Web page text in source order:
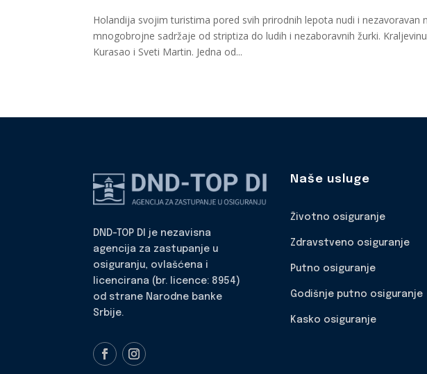
Holandija svojim turistima pored svih prirodnih lepota nudi i nezavoravan
mnogobrojne sadržaje od striptiza do ludih i nezaboravnih žurki.
Kurasao i Sveti Martin. Jedna od...
DND-TOP DI je nezavisna
agencija za zastupanje u
osiguranju, ovlašćena i
licencirana (br. licence: 8954)
od strane Narodne banke
Srbije.
Naše usluge
Životno osiguranje
Zdravstveno osiguranje
Putno osiguranje
Godišnje putno osiguranje
Kasko osiguranje